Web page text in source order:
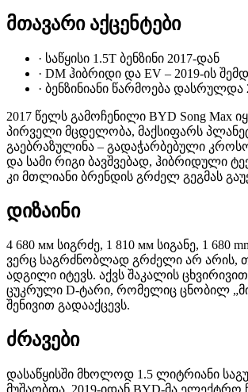
მთავარი აქცენტები
· საწყისი 1.5T ბენზინი 2017-დან
· DM ჰიბრიდი და EV – 2019-ის
· ბენზინიანი წარმოება დასრულდა
2017 წელს გამოჩენილი BYD Song Max
პირველი მცდელობა, მაქსიფარს
გაებრაზულინა – გადაჭარბებული
და სამი რიგი ბავშვებად, ჰიბრიდული
კი მთლიანი ბრენდის გრძელ გეგმას
დიზაინი
4 680 мм სიგრძე, 1 810 мм სიგანე, 1 680
ვერც საგრძნობლად გრძელი არ არის,
ადგილი იტევს. აქვს შაკალის
ცუკრული D-ტარი, რომელიც ცნობილ
შენივით გადააქცევს.
ძრავები
დასაწყისში მხოლოდ 1.5 ლიტრიანი